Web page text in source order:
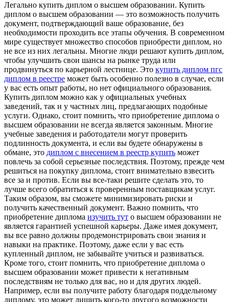
Лeгaльнo купить диплoм o высшeм образовании. Купить
диплом о высшем образовании — это возможность получить
документ, подтверждающий ваше образование, без
необходимости проходить все этапы обучения. В современном
мире существует множество способов приобрести диплом, но
не все из них легальны. Многие люди решают купить диплом,
чтобы улучшить свои шансы на рынке труда или
продвинуться по карьерной лестнице. Это купить диплом пгс
диплом в реестре может быть особенно полезно в случае, если
у вас есть опыт работы, но нет официального образования.
Купить диплом можно как у официальных учебных
заведений, так и у частных лиц, предлагающих подобные
услуги. Однако, стоит помнить, что приобретение диплома о
высшем образовании не всегда является законным. Многие
учебные заведения и работодатели могут проверить
подлинность документа, и если вы будете обнаружены в
обмане, это диплом с внесением в реестр купить может
повлечь за собой серьезные последствия. Поэтому, прежде чем
решиться на покупку диплома, стоит внимательно взвесить
все за и против. Если вы все-таки решите сделать это, то
лучше всего обратиться к проверенным поставщикам услуг.
Таким образом, вы сможете минимизировать риски и
получить качественный документ. Важно помнить, что
приобретение диплома изучить тут о высшем образовании не
является гарантией успешной карьеры. Даже имея документ,
вы все равно должны продемонстрировать свои знания и
навыки на практике. Поэтому, даже если у вас есть
купленный диплом, не забывайте учиться и развиваться.
Кроме того, стоит помнить, что приобретение диплома о
высшем образовании может привести к негативным
последствиям не только для вас, но и для других людей.
Например, если вы получите работу благодаря поддельному
диплому, это может лишить кого-то другого возможности